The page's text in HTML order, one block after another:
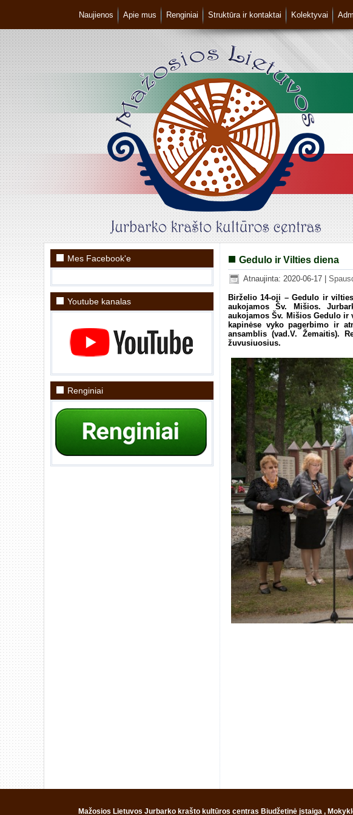
Naujienos Apie mus Renginiai Struktūra ir kontaktai Kolektyvai
Mes Facebook'e
Youtube kanalas
Renginiai
Gedulo ir Vilties diena
Atnaujinta: 2020-06-17
Birželio 14-oji – Gedulo ir
aukojamos Šv. Mišios.
aukojamos Šv. Mišios Gedulo
kapinėse vyko pagerbimo ir
ansamblis (vad.V. Žemaitis).
žuvusiuosius.
Mažosios Lietuvos Jurbarko krašto kultūros centras Biudžetinė įstaiga ,